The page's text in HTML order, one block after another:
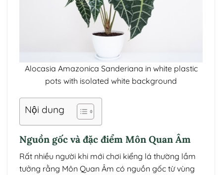
Alocasia Amazonica Sanderiana in white plastic
pots with isolated white background
Nội dung
Nguồn gốc và đặc điểm Môn Quan Âm
Rất nhiều người khi mới chơi kiểng lá thường lầm
tưởng rằng Môn Quan Âm có nguồn gốc từ vùng